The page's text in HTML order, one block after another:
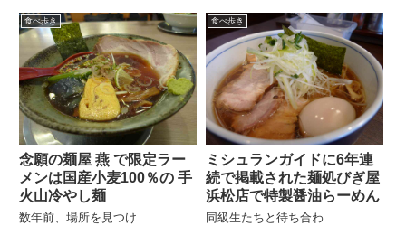
食べ歩き
念願の麺屋 燕 で限定ラー
メンは国産小麦100％の 手
火山冷やし麺
数年前、場所を見つけ...
食べ歩き
ミシュランガイドに6年連
続で掲載された麺処びぎ屋
浜松店で特製醤油らーめん
同級生たちと待ち合わ...